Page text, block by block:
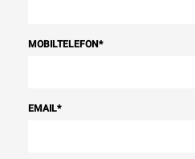
MOBILTELEFON*
EMAIL*